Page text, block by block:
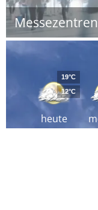
Messezentren
heute
19°C
12°C